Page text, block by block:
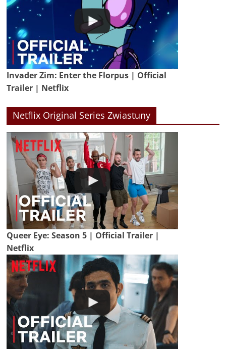
Invader Zim: Enter the Florpus | Official
Trailer | Netflix
Netflix Original Series Zwiastuny
Queer Eye: Season 5 | Official Trailer |
Netflix